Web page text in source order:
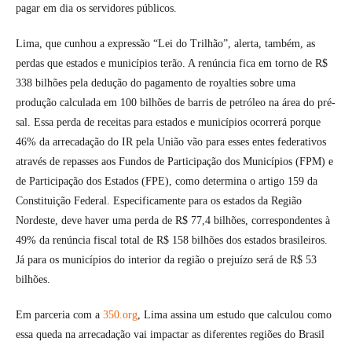
pagar em dia os servidores públicos.
Lima, que cunhou a expressão “Lei do Trilhão”, alerta, também, as
perdas que estados e municípios terão. A renúncia fica em torno de R$
338 bilhões pela dedução do pagamento de royalties sobre uma
produção calculada em 100 bilhões de barris de petróleo na área do pré-
sal. Essa perda de receitas para estados e municípios ocorrerá porque
46% da arrecadação do IR pela União vão para esses entes federativos
através de repasses aos Fundos de Participação dos Municípios (FPM) e
de Participação dos Estados (FPE), como determina o artigo 159 da
Constituição Federal. Especificamente para os estados da Região
Nordeste, deve haver uma perda de R$ 77,4 bilhões, correspondentes à
49% da renúncia fiscal total de R$ 158 bilhões dos estados brasileiros.
Já para os municípios do interior da região o prejuízo será de R$ 53
bilhões.
Em parceria com a 350.org , Lima assina um estudo que calculou como
essa queda na arrecadação vai impactar as diferentes regiões do Brasil